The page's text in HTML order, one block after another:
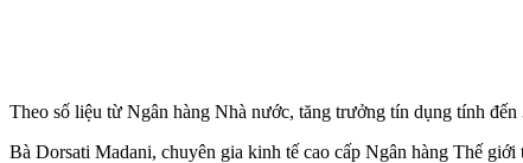
Theo số liệu từ Ngân hàng Nhà nước, tăng trưởng tín dụng tính
Bà Dorsati Madani, chuyên gia kinh tế cao cấp Ngân hàng Thế